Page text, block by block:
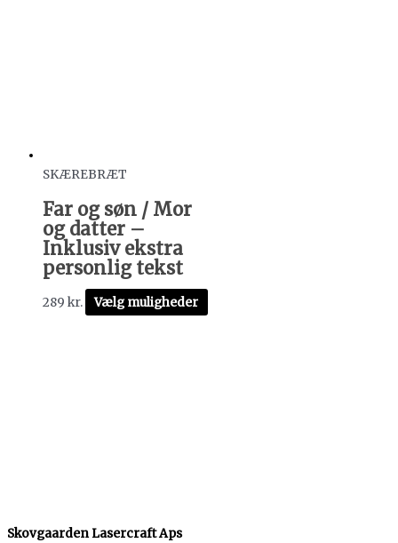
SKÆREBRÆT
Far og søn / Mor
og datter –
Inklusiv ekstra
personlig tekst
289 kr. Vælg muligheder
Skovgaarden Lasercraft Aps